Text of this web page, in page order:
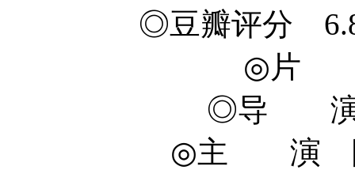
◎豆瓣评分 6.8/
◎片
◎导 演
◎主 演 陈